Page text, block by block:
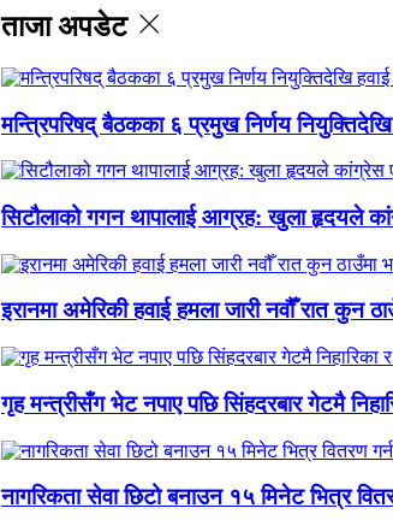
ताजा अपडेट
मन्त्रिपरिषद् बैठकका ६ प्रमुख निर्णय
सिटौलाको गगन थापालाई आग्रह: खुला हृदयले
इरानमा अमेरिकी हवाई हमला जारी नवौँ रात कुन
गृह मन्त्रीसँग भेट नपाए पछि सिंहदरबार गेटमै
नागरिकता सेवा छिटो बनाउन १५ मिनेट भित्र